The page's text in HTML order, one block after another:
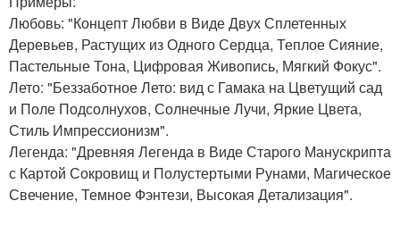
Любовь: "Концепт Любви в Виде Двух Сплетенных
Деревьев, Растущих из Одного Сердца, Теплое Сияние,
Пастельные Тона, Цифровая Живопись, Мягкий Фокус".
Лето: "Беззаботное Лето: вид с Гамака на Цветущий сад
и Поле Подсолнухов, Солнечные Лучи, Яркие Цвета,
Стиль Импрессионизм".
Легенда: "Древняя Легенда в Виде Старого Манускрипта
с Картой Сокровищ и Полустертыми Рунами, Магическое
Свечение, Темное Фэнтези, Высокая Детализация".